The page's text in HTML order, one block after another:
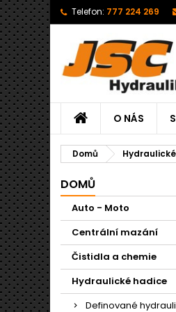
Telefon: 777 224 269
O NÁS
Domů
DOMŮ
Auto - Moto
Centrální mazání
Čistidla a chemie
Hydraulické hadice
Definované